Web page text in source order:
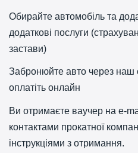
Обирайте автомобіль та
додаткові послуги
застави)
Забронюйте авто через наш
оплатіть онлайн
Ви отримаєте ваучер на e-
контактами прокатної
інструкціями з отримання.